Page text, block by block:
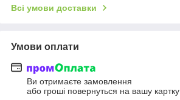
Всі умови доставки
Умови оплати
Ви отримаєте замовлення
або гроші повернуться на вашу картку